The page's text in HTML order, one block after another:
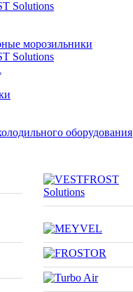
Solutions
морозильники
Solutions
оборудования